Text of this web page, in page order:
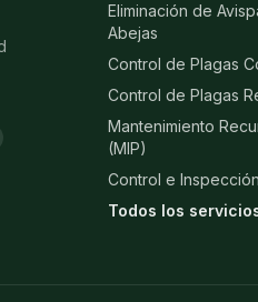
Eliminación de
Abejas
Control de Plagas
Control de Plagas
Mantenimiento
(MIP)
Control e
Todos los